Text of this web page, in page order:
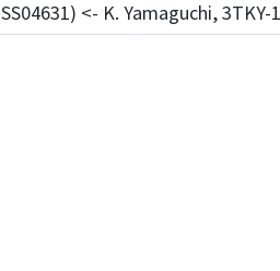
<- K. Yamaguchi, 3TKY-